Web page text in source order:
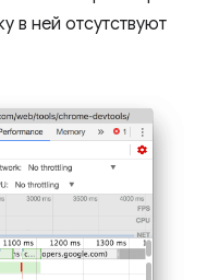
в ней отсутствуют